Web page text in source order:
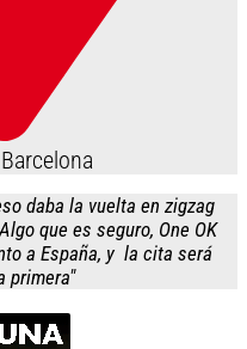
daba la vuelta en zigzag
que es seguro, One OK
a España, y la cita será
primera"